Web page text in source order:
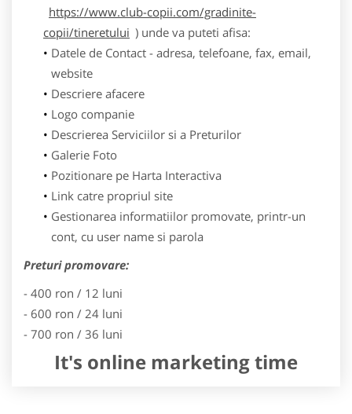
https://www.club-copii.com/gradinite-
copii/tineretului ) unde va puteti afisa:
Datele de Contact - adresa, telefoane, fax, email,
website
Descriere afacere
Logo companie
Descrierea Serviciilor si a Preturilor
Galerie Foto
Pozitionare pe Harta Interactiva
Link catre propriul site
Gestionarea informatiilor promovate, printr-un
cont, cu user name si parola
Preturi promovare:
- 400 ron / 12 luni
- 600 ron / 24 luni
- 700 ron / 36 luni
It's online marketing time